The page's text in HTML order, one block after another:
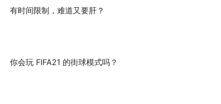
有时间限制，难道又要肝？
你会玩 FIFA21 的街球模式吗？